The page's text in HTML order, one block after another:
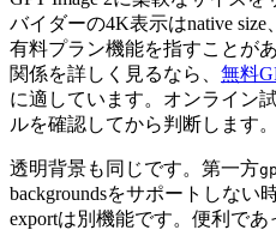
バイダーの4K表示はnative size
有料プラン機能を指すことが
関係を詳しく見るなら、 無料
に適しています。オンライン
ルを確認してから判断します。
透明背景も同じです。第一方
backgroundsをサポートしない
exportは別機能です。便利であ